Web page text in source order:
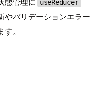
useReducer
やバリデーションエラー
。